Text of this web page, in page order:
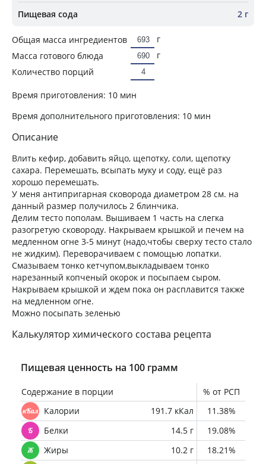
Пищевая сода 2 г
Общая масса ингредиентов
г
Масса готового блюда
г
Количество порций
Время приготовления: 10 мин
Время дополнительного приготовления: 10 мин
Описание
Влить кефир, добавить яйцо, щепотку, соли, щепотку
сахара. Перемешать, всыпать муку и соду, ещё раз
хорошо перемешать.
У меня антипригарная сковорода диаметром 28 см. на
данный размер получилось 2 блинчика.
Делим тесто пополам. Вышиваем 1 часть на слегка
разогретую сковороду. Накрываем крышкой и печем на
медленном огне 3-5 минут (надо,чтобы сверху тесто стало
не жидким). Переворачиваем с помощью лопатки.
Смазываем тонко кетчупом,выкладываем тонко
нарезанный копченый окорок и посыпаем сыром.
Накрываем крышкой и ждем пока он расплавится также
на медленном огне.
Можно посыпать зеленью
Калькулятор химического состава рецепта
Пищевая ценность на 100 грамм
Содержание в порции
% от РСП
Калории
191.7 кКал
11.38%
Белки
14.5 г
19.08%
Жиры
10.2 г
18.21%